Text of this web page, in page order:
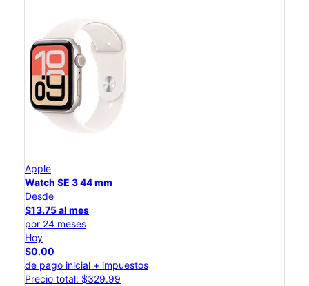
Apple
Watch SE 3 44 mm
Desde
$13.75 al mes
por 24 meses
Hoy
$0.00
de pago inicial + impuestos
Precio total: $329.99